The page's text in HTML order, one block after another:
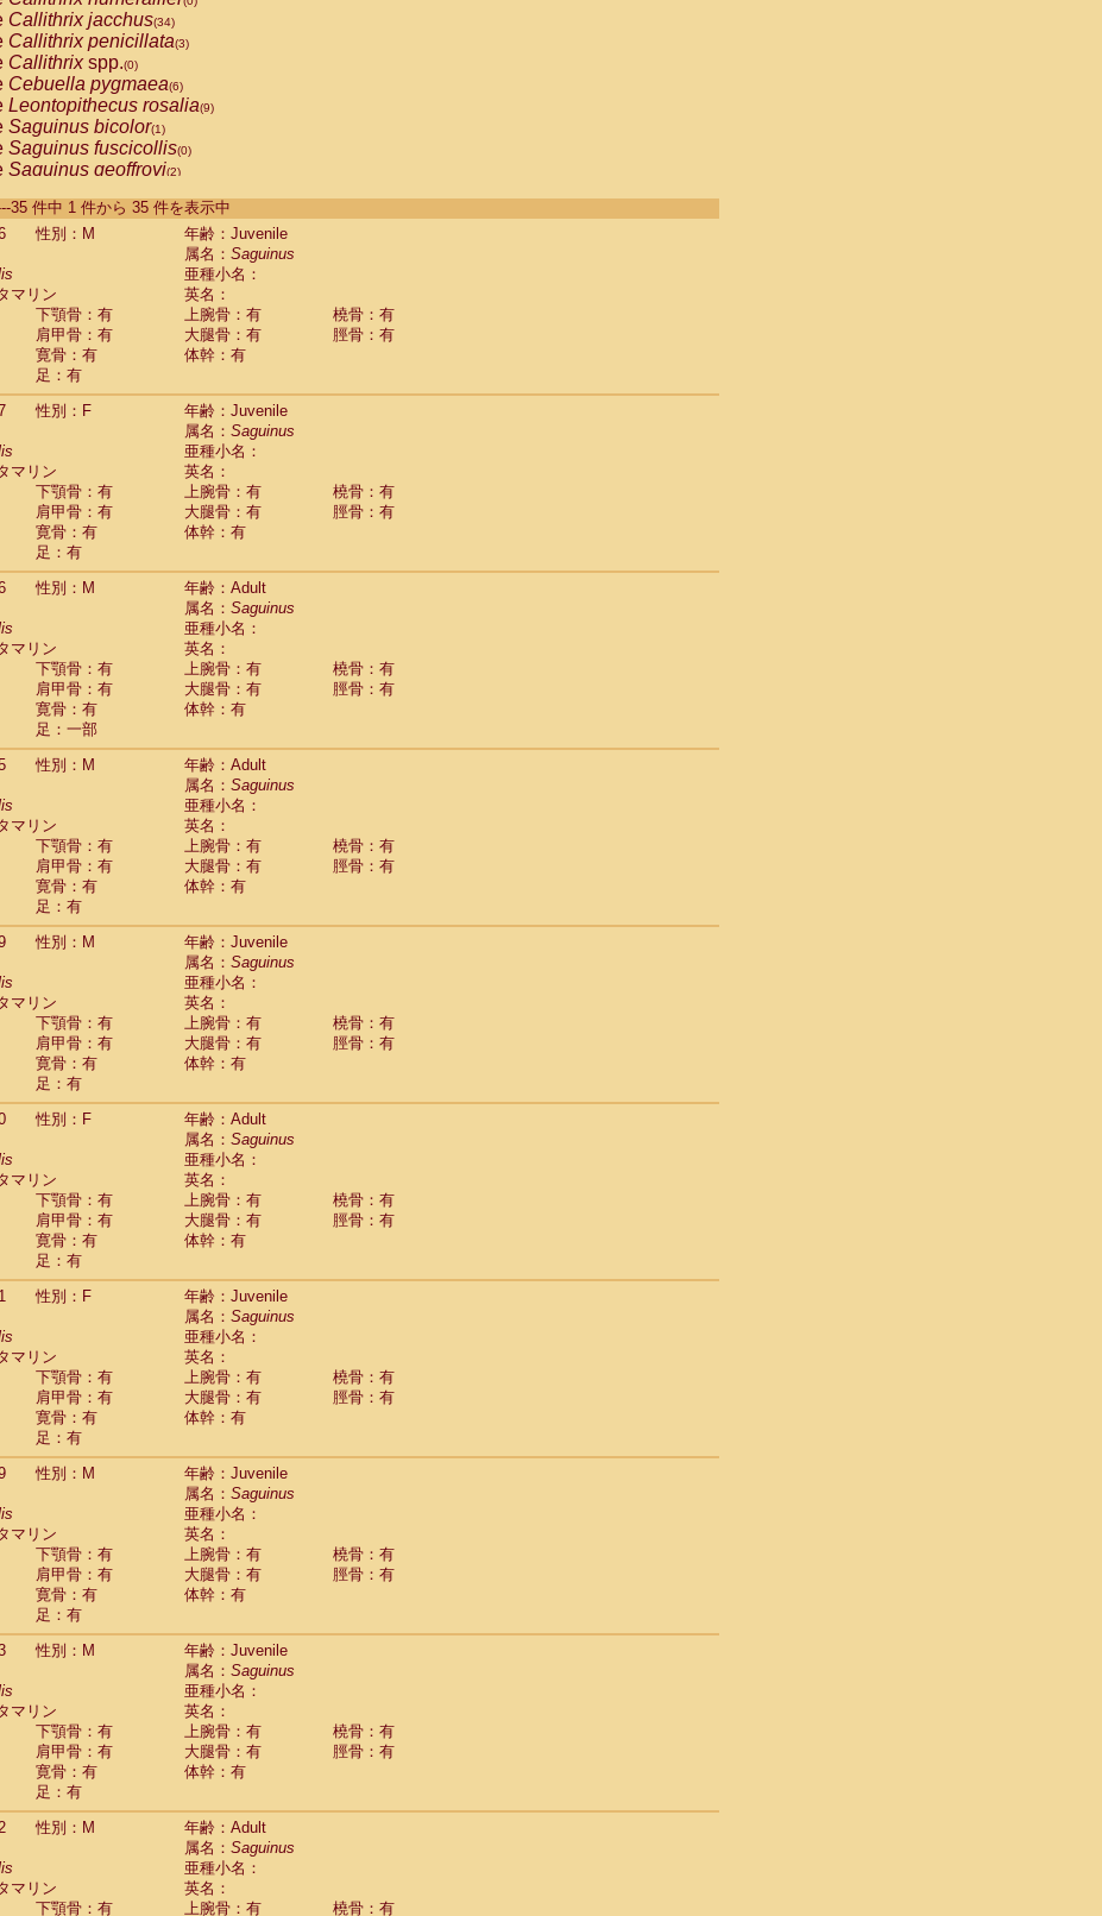
Callithrix jacchus(34)
Callithrix penicillata(3)
Callithrixspp.(0)
Cebuella pygmaea(6)
Leontopithecus rosalia(9)
Saguinus bicolor(1)
Saguinus fuscicollis(0)
Saguinus geoffroyi(2)
Saguinus labiatus(0)
Saguinus leucopus (6)
Saguinus mystax
Saguinus nigricollis (35)
Saguinus oedipus
Saguinus weddelli
Saguinusspp.
Aotus trivirgatus
Cebus albifrons
Cebus capucinus
Cebus nigrivittatus
Cebusspp.(0)
Saimiri boliviensis
Saimiri sciureus
Alouatta caraya
Alouatta fusca
Alouatta seniculus
Ateles belzebuth
Ateles geoffroyi
Ateles paniscus
Atelesspp.
Lagothrix lagothricha
Lagothrix lagothricha cana(0)
Cacajao calvus rubicundus(1)
Callicebus cupreus(2)
Callicebus donacophilus(0)
Callicebus moloch(0)
Callicebus torquatus(0)
Callicebus
Chiropotes satanas
Pithecia monachus
Pithecia pithecia (0)
Cercocebus agilis (0)
Cercocebus galeritus chrysogaster
Cercocebus torquatus atys
Cercocebus torquatus lunulatus(1)
Cercocebus torquatus torquatus(1)
Cercocebus hybrid(2)
Cercocebus
Lophocebus albigena(0)
(0)
Papio cynocephalus (11)
Papio hamadryas(2)
Papio papio
Papio
Mandrillus leucophaeus
Mandrillus sphinx
Theropithecus gelada(1)
Macaca arctoides(4)
Macaca assamensis(1)
Macaca brunnescens
Macaca cyclopis (23)
Macaca fascicularis (496)
Macaca fuscaca fuscata
Macaca fuscata yakui
Macaca fuscatahybrid(1)
Macaca maura(4)
Macaca mulatta(106)
Macaca nemestrina(6)
Macaca nigra(1)
Macaca radiata(37)
Macaca silenus(1)
Macaca sinica (1)
Macaca sylvanus
Macaca thibetana (0)
Macaca tonkeana (0)
hybrid(2)
(0)
Allenopithecus nigroviridis
Cercopithecus ascanius
Cercopithecus ascanius schmidti
Cercopithecus cephus
Cercopithecus diana (0)
Cercopithecus hamlyni(0)
Cercopithecus lhoesti
Cercopithecus mitis
Cercopithecus mitis doggetti
35 件中 1 件から 35 件を表示中
性別：M
年齢：Juvenile
属名： Saguinus
亜種小名：
マリン
英名：
下顎骨：有 上腕骨：有
橈骨：有
肩甲骨：有 大腿骨：有
脛骨：有
寛骨：有
体幹：有
足：有
性別：F
年齢：Juvenile
属名： Saguinus
亜種小名：
マリン
英名：
下顎骨：有 上腕骨：有
橈骨：有
肩甲骨：有 大腿骨：有
脛骨：有
寛骨：有
体幹：有
足：有
性別：M
年齢：Adult
属名： Saguinus
亜種小名：
マリン
英名：
下顎骨：有 上腕骨：有
橈骨：有
肩甲骨：有 大腿骨：有
脛骨：有
寛骨：有
体幹：有
足：一部
性別：M
年齢：Adult
属名： Saguinus
亜種小名：
マリン
英名：
下顎骨：有 上腕骨：有
橈骨：有
肩甲骨：有 大腿骨：有
脛骨：有
寛骨：有
体幹：有
足：有
性別：M
年齢：Juvenile
属名： Saguinus
亜種小名：
マリン
英名：
下顎骨：有 上腕骨：有
橈骨：有
肩甲骨：有 大腿骨：有
脛骨：有
寛骨：有
体幹：有
足：有
性別：F
年齢：Adult
属名： Saguinus
亜種小名：
マリン
英名：
下顎骨：有 上腕骨：有
橈骨：有
肩甲骨：有 大腿骨：有
脛骨：有
寛骨：有
体幹：有
足：有
性別：F
年齢：Juvenile
属名： Saguinus
亜種小名：
マリン
英名：
下顎骨：有 上腕骨：有
橈骨：有
肩甲骨：有 大腿骨：有
脛骨：有
寛骨：有
体幹：有
足：有
性別：M
年齢：Juvenile
属名： Saguinus
亜種小名：
マリン
英名：
下顎骨：有 上腕骨：有
橈骨：有
肩甲骨：有 大腿骨：有
脛骨：有
寛骨：有
体幹：有
足：有
性別：M
年齢：Juvenile
属名： Saguinus
亜種小名：
マリン
英名：
下顎骨：有 上腕骨：有
橈骨：有
肩甲骨：有 大腿骨：有
脛骨：有
寛骨：有
体幹：有
足：有
性別：M
年齢：Adult
属名： Saguinus
亜種小名：
マリン
英名：
下顎骨：有 上腕骨：有
橈骨：有